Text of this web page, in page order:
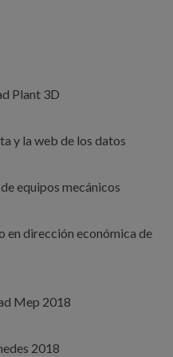
Plant 3D
y la web de los datos
equipos mecánicos
en dirección económica de
Mep 2018
2018